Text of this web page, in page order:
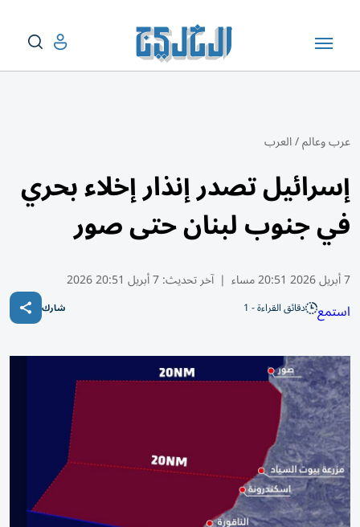
عرب وعالم/العرب
إسرائيل تصدر إنذار إخلاء بحري
في جنوب لبنان حتى صور
7 أبريل 2026 20:51 مساء | آخر تحديث:7 أبريل 20:51 2026
استمع دقائق القراءة - 1 شارك